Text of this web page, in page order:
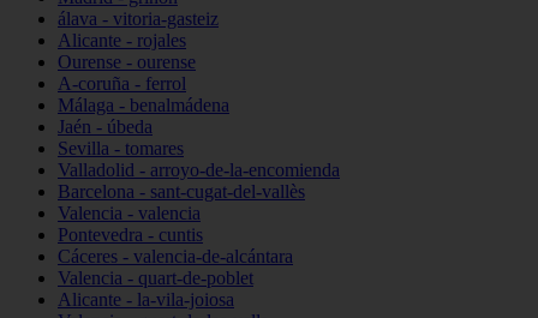
álava - vitoria-gasteiz
Alicante - rojales
Ourense - ourense
A-coruña - ferrol
Málaga - benalmádena
Jaén - úbeda
Sevilla - tomares
Valladolid - arroyo-de-la-encomienda
Barcelona - sant-cugat-del-vallès
Valencia - valencia
Pontevedra - cuntis
Cáceres - valencia-de-alcántara
Valencia - quart-de-poblet
Alicante - la-vila-joiosa